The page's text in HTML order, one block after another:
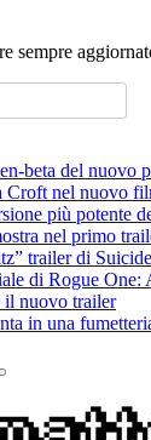
sempre
beta del nuovo
nel nuovo
più potente
nel primo
trailer di
di Rogue One:
il nuovo trailer
in una